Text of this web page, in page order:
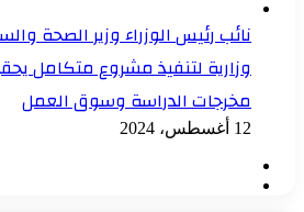
نائب رئيس الوزراء وزير الصحة
وزارية لتنفيذ مشروع متكامل
مخرجات الدراسة وسوق العمل
12 أغسطس، 2024